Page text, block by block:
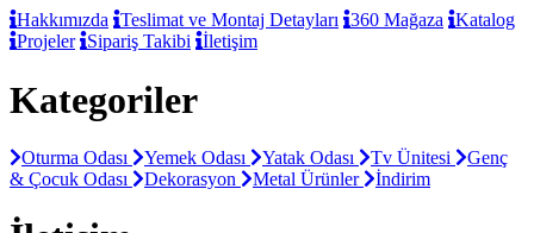
Hakkımızda Teslimat ve Montaj Detayları 360 Mağaza
Katalog
Projeler
Sipariş Takibi İletişim
Kategoriler
Oturma Odası Yemek Odası Yatak Odası Tv Ünitesi
Genç
& Çocuk Odası
Dekorasyon Metal Ürünler İndirim